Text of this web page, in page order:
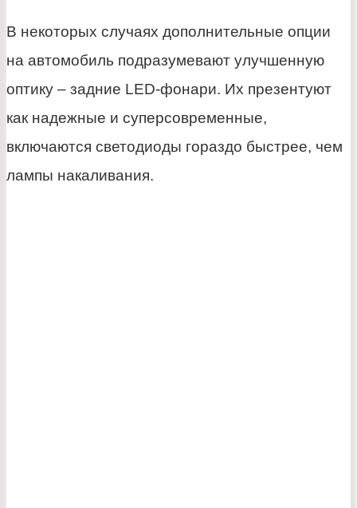
В некоторых случаях дополнительные опции
на автомобиль подразумевают улучшенную
оптику – задние LED-фонари. Их презентуют
как надежные и суперсовременные,
включаются светодиоды гораздо быстрее, чем
лампы накаливания.